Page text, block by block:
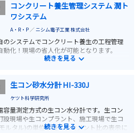
コンクリート養生管理システム 潤ト
ワシステム
A・R・P ／ ニシム電子工業 株式会社
のシステムでコンクリート養生の工程管理
動化！現場の省人化が可能となります。
価格お問い合わせ
続きを見る
生コン砂水分計 HI-330J
ケツト科学研究所
容量測定方式の生コン水分計です。生コン
設現場や生コンプラント、施工現場で生コ
ルタル)の単位水量と水セメント比の表示に
続きを見る